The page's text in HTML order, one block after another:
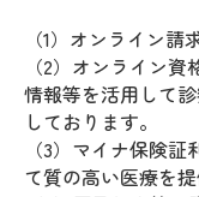
（1）オンライン請
（2）オンライン
情報等を活用して
しております。
（3）マイナ保険
て質の高い医療を